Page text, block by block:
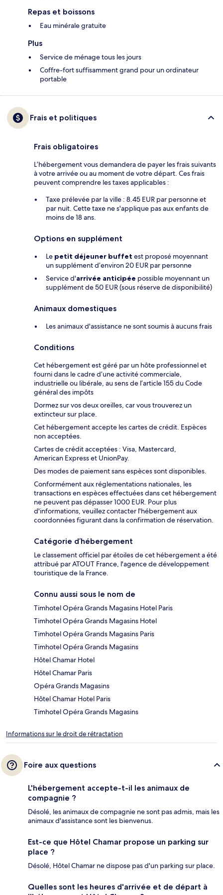
Repas et boissons
Eau minérale gratuite
Plus
Service de ménage tous les jours
Coffre-fort suffisamment grand pour un ordinateur
portable
Frais et politiques
Frais obligatoires
L’hébergement vous demandera de payer les frais suivants
à votre arrivée ou au moment de votre départ. Ces frais
peuvent comprendre les taxes applicables :
Taxe prélevée par la ville : 8.45 EUR par personne et
par nuit. Cette taxe ne s'applique pas aux enfants de
moins de 18 ans.
Options en supplément
Le petit déjeuner buffet est proposé moyennant
un supplément d’environ 20 EUR par personne
Service d'arrivée anticipée possible moyennant un
supplément de 50 EUR (sous réserve de disponibilité)
Animaux domestiques
Les animaux d'assistance ne sont soumis à aucuns frais
Conditions
Cet hébergement est géré par un hôte professionnel et
fourni dans le cadre d’une activité commerciale,
industrielle ou libérale, au sens de l’article 155 du Code
général des impôts
Dormez sur vos deux oreilles, car vous trouverez un
extincteur sur place.
Cet hébergement accepte les cartes de crédit. Espèces
non acceptées.
Cartes de crédit acceptées : Visa, Mastercard,
American Express et UnionPay.
Des modes de paiement sans espèces sont disponibles.
Conformément aux réglementations nationales, les
transactions en espèces effectuées dans cet hébergement
ne peuvent pas dépasser 1000 EUR. Pour plus
d'informations, veuillez contacter l'hébergement aux
coordonnées figurant dans la confirmation de réservation.
Catégorie d’hébergement
Le classement officiel par étoiles de cet hébergement a été
attribué par ATOUT France, l'agence de développement
touristique de la France.
Connu aussi sous le nom de
Timhotel Opéra Grands Magasins Hotel Paris
Timhotel Opéra Grands Magasins Hotel
Timhotel Opéra Grands Magasins Paris
Timhotel Opéra Grands Magasins
Hôtel Chamar Hotel
Hôtel Chamar Paris
Opéra Grands Magasins
Hôtel Chamar Hotel Paris
Timhotel Opéra Grands Magasins
Informations sur le droit de rétractation
Foire aux questions
L'hébergement accepte-t-il les animaux de
compagnie ?
Désolé, les animaux de compagnie ne sont pas admis, mais les
animaux d'assistance sont les bienvenus.
Est-ce que Hôtel Chamar propose un parking sur
place ?
Désolé, Hôtel Chamar ne dispose pas d'un parking sur place.
Quelles sont les heures d'arrivée et de départ à